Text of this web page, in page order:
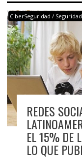
CiberSeguridad / Seguridad
REDES
EL 15% DE
LO QUE